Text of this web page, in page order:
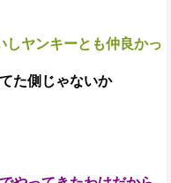
しヤンキーとも仲良かっ
た側じゃないか